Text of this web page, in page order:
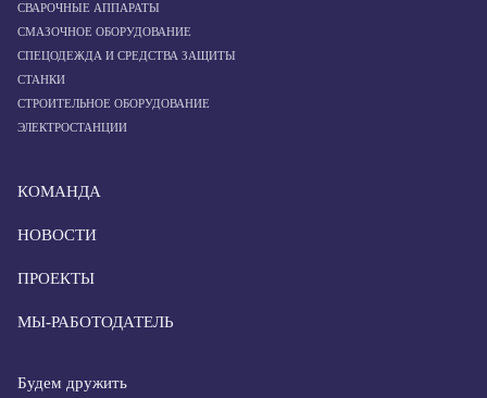
СВАРОЧНЫЕ АППАРАТЫ
СМАЗОЧНОЕ ОБОРУДОВАНИЕ
СПЕЦОДЕЖДА И СРЕДСТВА ЗАЩИТЫ
СТАНКИ
СТРОИТЕЛЬНОЕ ОБОРУДОВАНИЕ
ЭЛЕКТРОСТАНЦИИ
КОМАНДА
НОВОСТИ
ПРОЕКТЫ
МЫ-РАБОТОДАТЕЛЬ
Будем дружить